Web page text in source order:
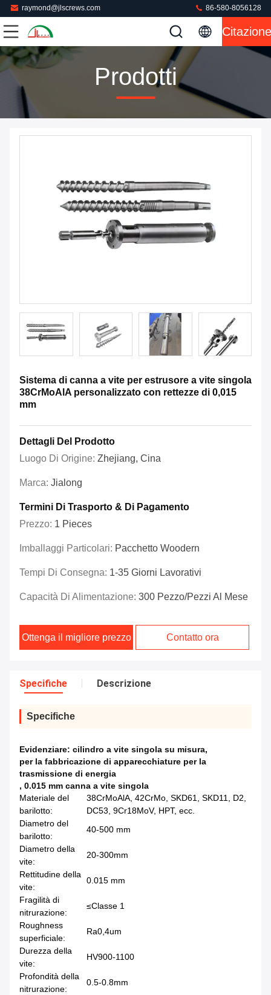
raymond@jlscrews.com 86-580-8056128
Citazione
Prodotti
Sistema di canna a vite per estrusore a vite singola
38CrMoAlA personalizzato con rettezze di 0,015
mm
Dettagli Del Prodotto
Luogo Di Origine: Zhejiang, Cina
Marca: Jialong
Termini Di Trasporto & Di Pagamento
Prezzo: 1 Pieces
Imballaggi Particolari: Pacchetto Woodern
Tempi Di Consegna: 1-35 Giorni Lavorativi
Capacità Di Alimentazione: 300 Pezzo/pezzi Al Mese
Ottenga il migliore prezzo Contatto ora
Specifiche Descrizione
Specifiche
Evidenziare: cilindro a vite singola su misura,
per la fabbricazione di apparecchiature per la
trasmissione di energia
, 0.015 mm canna a vite singola
Materiale del
barilotto:
38CrMoAlA, 42CrMo, SKD61, SKD11, D2,
DC53, 9Cr18MoV, HPT, ecc.
Diametro del
barilotto:
40-500 mm
Diametro della
vite:
20-300mm
Rettitudine della
vite:
0.015 mm
Fragilità di
nitrurazione:
≤Classe 1
Roughness
superficiale:
Ra0,4um
Durezza della
vite:
HV900-1100
Profondità della
nitrurazione:
0.5-0.8mm